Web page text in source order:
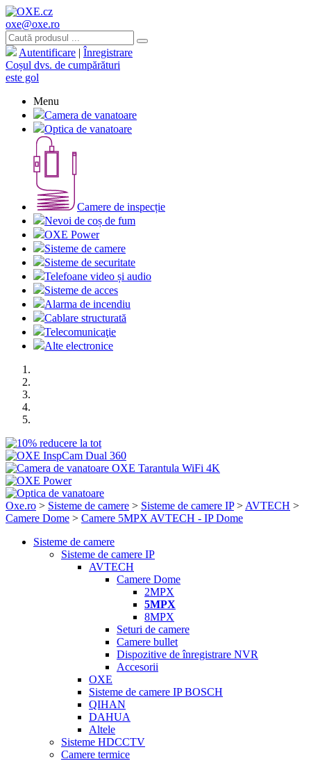
oxe@oxe.ro
Autentificare | Înregistrare
Coșul dvs. de cumpărături
este gol
Menu
Camera de vanatoare
Optica de vanatoare
Camere de inspecție
Nevoi de coș de fum
OXE Power
Sisteme de camere
Sisteme de securitate
Telefoane video și audio
Sisteme de acces
Alarma de incendiu
Cablare structurată
Telecomunicaţie
Alte electronice
Oxe.ro > Sisteme de camere > Sisteme de camere IP> AVTECH >
Camere Dome > Camere 5MPX AVTECH - IP Dome
Sisteme de camere
Sisteme de camere IP
AVTECH
Camere Dome
2MPX
5MPX
8MPX
Seturi de camere
Camere bullet
Dispozitive de înregistrare NVR
Accesorii
OXE
Sisteme de camere IP BOSCH
QIHAN
DAHUA
Altele
Sisteme HDCCTV
Camere termice